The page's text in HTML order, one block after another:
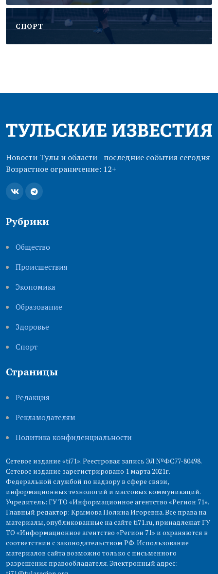
CПОРТ
Новости Тулы и области - последние события сегодня
Возрастное ограничение: 12+
Рубрики
Общество
Происшествия
Экономика
Образование
Здоровье
Cпорт
Страницы
Редакция
Рекламодателям
Политика конфиденциальности
Сетевое издание «ti71». Реестровая запись ЭЛ №ФС77-80498.
Сетевое издание зарегистрировано 1 марта 2021г.
Федеральной службой по надзору в сфере связи,
информационных технологий и массовых коммуникаций.
Учредитель: ГУ ТО «Информационное агентство «Регион 71».
Главный редактор: Крымова Полина Игоревна. Все права на
материалы, опубликованные на сайте ti71.ru, принадлежат ГУ
ТО «Информационное агентство «Регион 71» и охраняются в
соответствии с законодательством РФ. Использование
материалов сайта возможно только с письменного
разрешения правообладателя. Электронный адрес: